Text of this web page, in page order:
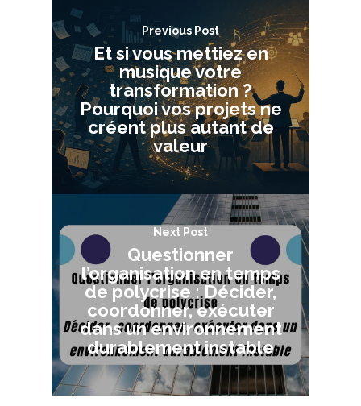
Previous Post
Et si vous mettiez en
musique votre
transformation ?
Pourquoi vos projets ne
créent plus autant de
valeur
Next Post
Questionner
l’organisation en temps
de polycrise : Décider,
coordonner, exécuter
dans un environnement
durablement instable